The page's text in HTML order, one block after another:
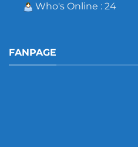
Who's Online : 24
FANPAGE